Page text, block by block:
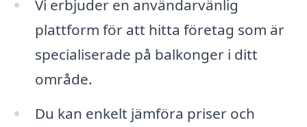
Vi erbjuder en användarvänlig
plattform för att hitta företag som är
specialiserade på balkonger i ditt
område.
Du kan enkelt jämföra priser och